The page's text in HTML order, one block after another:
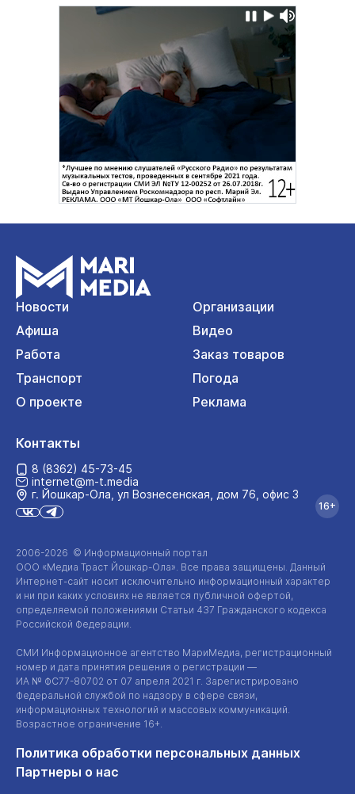
Новости
Организации
Афиша
Видео
Работа
Заказ товаров
Транспорт
Погода
О проекте
Реклама
2006-2026 © Информационный портал
ООО «Медиа Траст Йошкар-Ола». Все права защищены. Данный
Интернет-сайт носит исключительно информационный характер
и ни при каких условиях не является публичной офертой,
определяемой положениями Статьи 437 Гражданского кодекса
Российской Федерации.
СМИ Информационное агентство МариМедиа, регистрационный
номер и дата принятия решения о регистрации —
ИА № ФС77-80702 от 07 апреля 2021 г. Зарегистрировано
Федеральной службой по надзору в сфере связи,
информационных технологий и массовых коммуникаций.
Возрастное ограничение 16+.
Политика обработки персональных данных
Партнеры о нас
Контакты
8 (8362) 45-73-45
internet@m-t.media
г. Йошкар‑Ола, ул Вознесенская, дом 76, офис 3
16+